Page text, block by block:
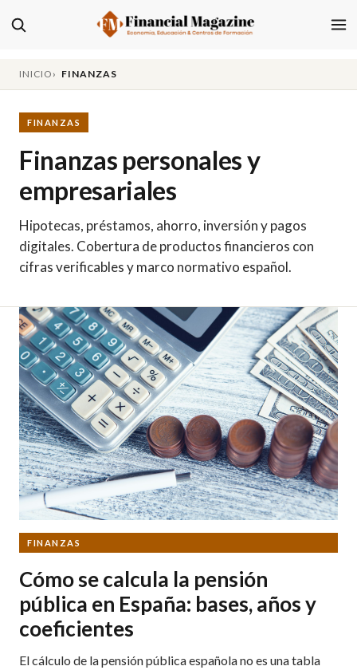
INICIO FINANZAS
FINANZAS
Finanzas personales y
empresariales
Hipotecas, préstamos, ahorro, inversión y pagos
digitales. Cobertura de productos financieros con
cifras verificables y marco normativo español.
FINANZAS
Cómo se calcula la pensión
pública en España: bases, años y
coeficientes
El cálculo de la pensión pública española no es una tabla